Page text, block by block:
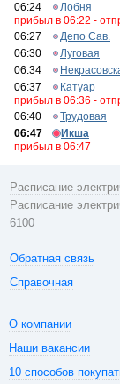
06:24
Лобня
прибыл в 06:22 -
06:27
Депо Сав.
06:30
Луговая
06:34
06:37
Катуар
прибыл в 06:36 -
06:40
Трудовая
06:47
Икша
прибыл в 06:47
Расписание
Расписание
6100
Обратная связь
Справочная
О компании
Наши вакансии
10 способов